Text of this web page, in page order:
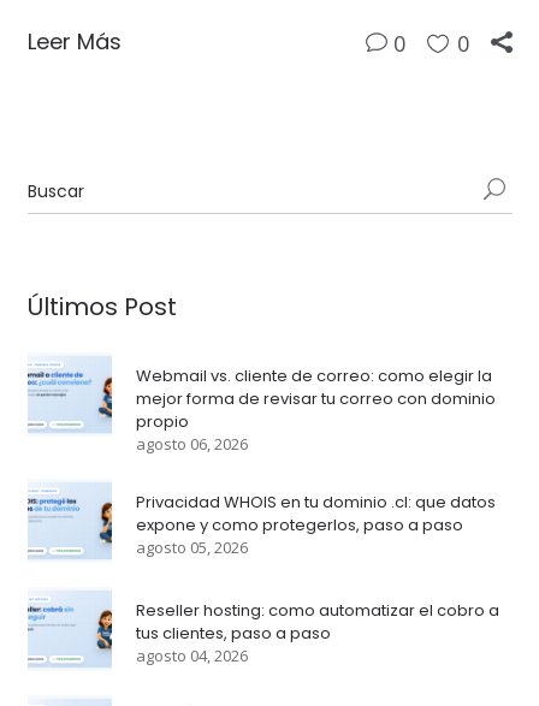
Leer Más 0 0
Últimos Post
Webmail vs. cliente de correo: como elegir la
mejor forma de revisar tu correo con dominio
propio
agosto 06, 2026
Privacidad WHOIS en tu dominio .cl: que datos
expone y como protegerlos, paso a paso
agosto 05, 2026
Reseller hosting: como automatizar el cobro a
tus clientes, paso a paso
agosto 04, 2026